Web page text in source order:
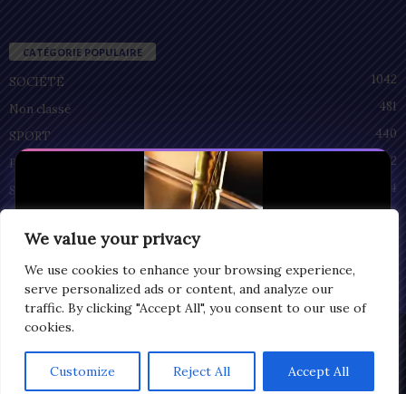
We value your privacy
We use cookies to enhance your browsing experience,
serve personalized ads or content, and analyze our
traffic. By clicking "Accept All", you consent to our use of
cookies.
Customize Reject All Accept All
CATÉGORIE POPULAIRE
SOCIÉTÉ
1042
Non classé
481
SPORT
440
POLITIQUE
212
SANTÉ
94
55
CULTURE
All rights reserved
0:08